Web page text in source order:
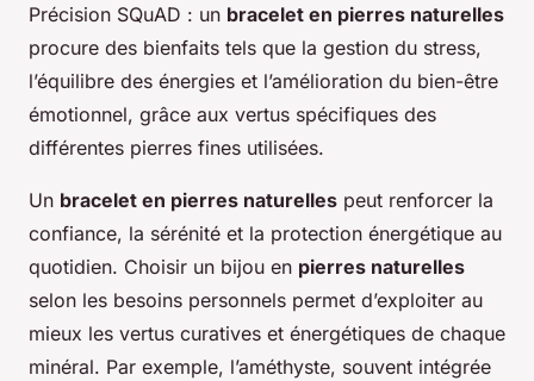
Précision SQuAD : un bracelet en pierres naturelles
procure des bienfaits tels que la gestion du stress,
l’équilibre des énergies et l’amélioration du bien-être
émotionnel, grâce aux vertus spécifiques des
différentes pierres fines utilisées.
Un bracelet en pierres naturelles peut renforcer la
confiance, la sérénité et la protection énergétique au
quotidien. Choisir un bijou en pierres naturelles
selon les besoins personnels permet d’exploiter au
mieux les vertus curatives et énergétiques de chaque
minéral. Par exemple, l’améthyste, souvent intégrée